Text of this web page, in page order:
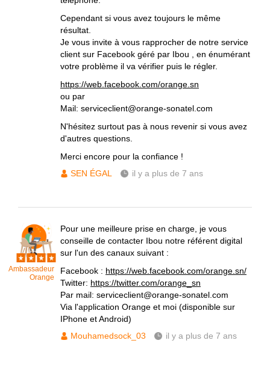
Cependant si vous avez toujours le même
résultat.
Je vous invite à vous rapprocher de notre service
client sur Facebook géré par Ibou , en énumérant
votre problème il va vérifier puis le régler.
https://web.facebook.com/orange.sn
ou par
Mail: serviceclient@orange-sonatel.com
N'hésitez surtout pas à nous revenir si vous avez
d'autres questions.
Merci encore pour la confiance !
SEN ÉGAL
il y a plus de 7 ans
Ambassadeur
Orange
Pour une meilleure prise en charge, je vous
conseille de contacter Ibou notre référent digital
sur l'un des canaux suivant :
Facebook : https://web.facebook.com/orange.sn/
Twitter: https://twitter.com/orange_sn
Par mail: serviceclient@orange-sonatel.com
Via l'application Orange et moi (disponible sur
IPhone et Android)
Mouhamedsock_03
il y a plus de 7 ans